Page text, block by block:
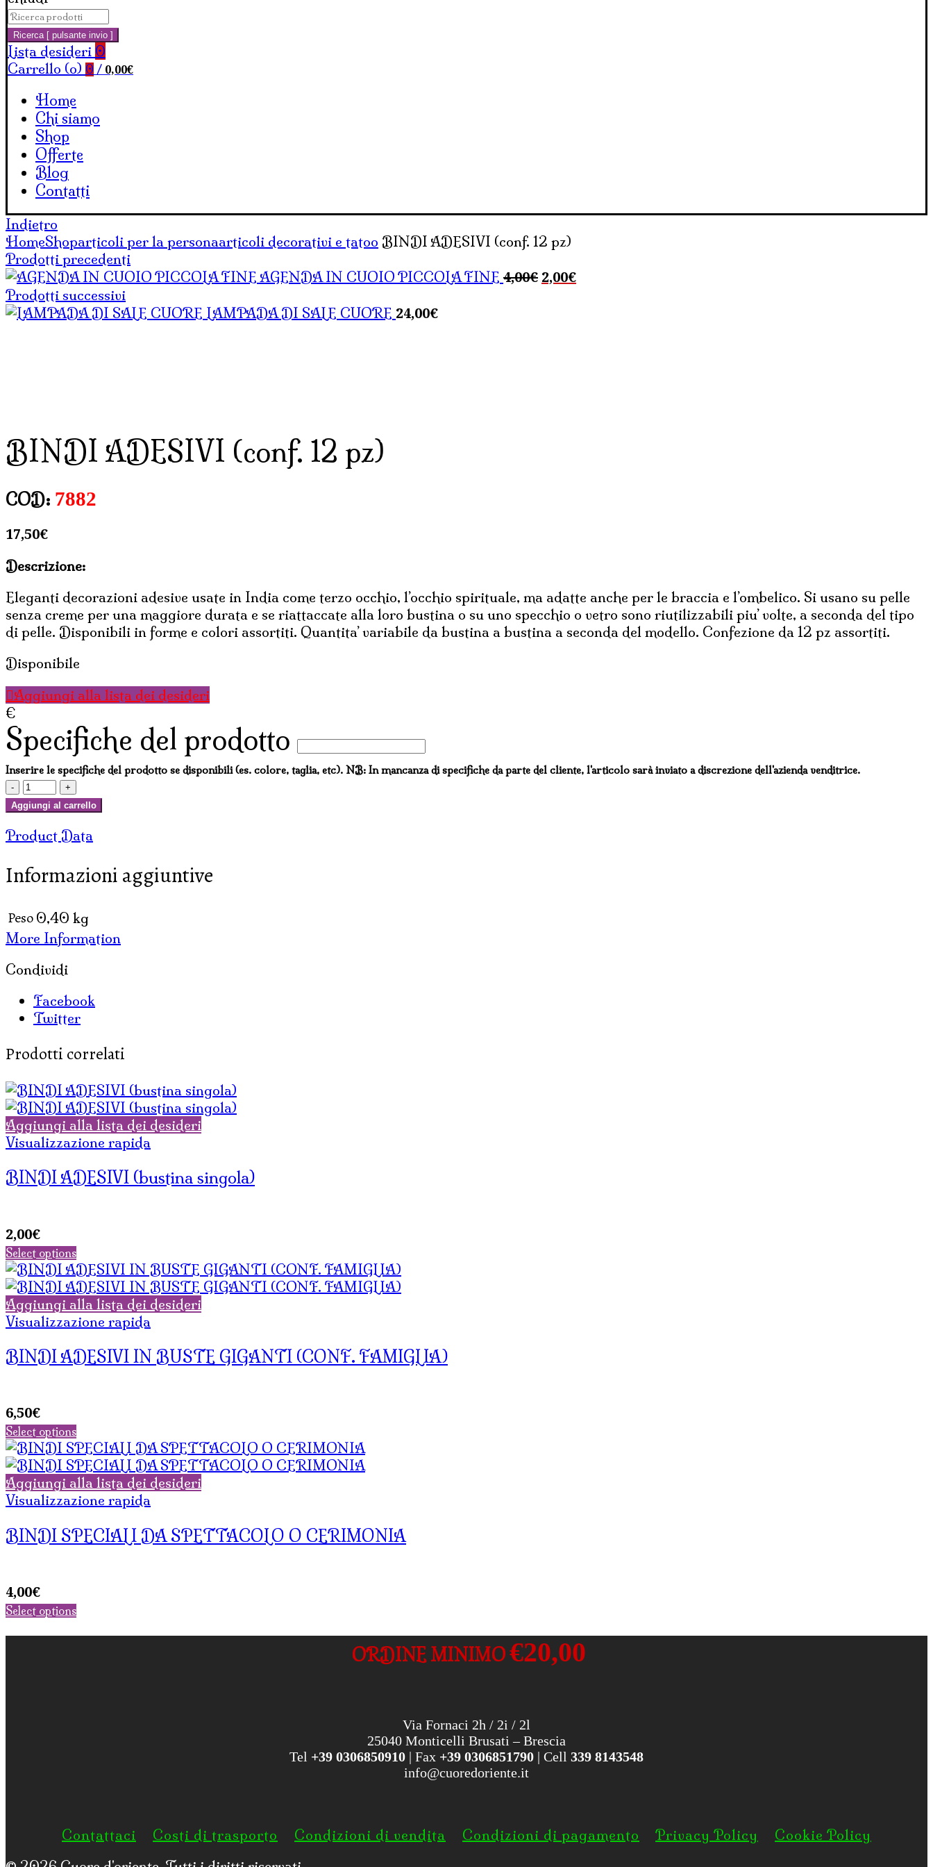
Carrello
Cerca:
Ricerca [ pulsante invio ]
Lista desideri 0
Carrello (o) 0 / 0,00€
Home
Chi siamo
Shop
Offerte
Blog
Contatti
Indietro
HomeShoparticoli per la personaarticoli decorativi e tatoo BINDI ADESIVI (conf. 12 pz)
Prodotti precedenti
AGENDA IN CUOIO PICCOLA FINE 4,00€ Il
2,00€Il
Prodotti successivi
LAMPADA DI SALE CUORE 24,00€
BINDI ADESIVI (conf. 12 pz)
COD: 7882
17,50€
Descrizione:
Eleganti decorazioni adesive usate in India come terzo occhio, l’occhio spirituale, ma adatte anche per le braccia e l’ombelico. Si usano su pelle
senza creme per una maggiore durata e se riattaccate alla loro bustina o su uno specchio o vetro sono riutilizzabili piu’ volte, a seconda del tipo
di pelle. Disponibili in forme e colori assortiti. Quantita’ variabile da bustina a bustina a seconda del modello. Confezione da 12 pz assortiti.
Disponibile
Aggiungi alla lista dei desideri
€
Specifiche del prodotto
Inserire le specifiche del prodotto se disponibili (es. colore, taglia, etc). NB: In mancanza di specifiche da parte del cliente, l'articolo sarà inviato a discrezione dell'azienda venditrice.
BINDI
ADESIVI
12
quantità
Aggiungi al carrello
Product Data
Informazioni aggiuntive
Peso 0,40 kg
More Information
Condividi
Facebook
Twitter
Prodotti correlati
Aggiungi alla lista dei desideri
Visualizzazione rapida
BINDI ADESIVI (bustina singola)
2,00€
Select options
Aggiungi alla lista dei desideri
Visualizzazione rapida
BINDI ADESIVI IN BUSTE GIGANTI (CONF. FAMIGLIA)
6,50€
Select options
Aggiungi alla lista dei desideri
Visualizzazione rapida
BINDI SPECIALI DA SPETTACOLO O CERIMONIA
4,00€
Select options
ORDINE MINIMO€20,00
Via Fornaci 2h / 2i / 2l
25040 Monticelli Brusati – Brescia
Tel +39 0306850910 | Fax +39 0306851790 | Cell 339 8143548
info@cuoredoriente.it
Contattaci Costi di trasporto Condizioni di vendita Condizioni di pagamento Privacy Policy
Cookie Policy